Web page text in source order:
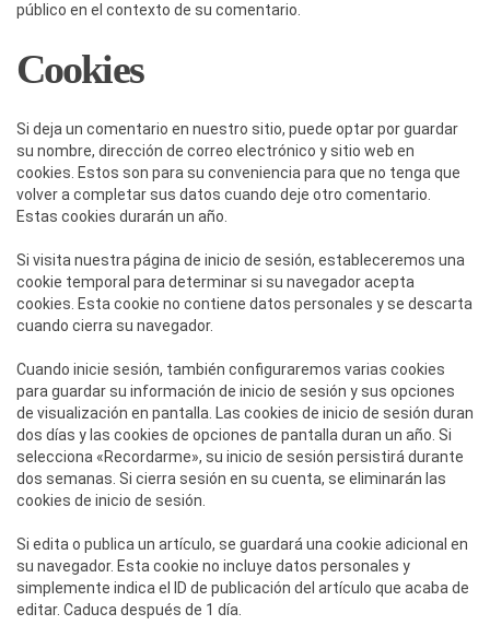
público en el contexto de su comentario.
Cookies
Si deja un comentario en nuestro sitio, puede optar por guardar
su nombre, dirección de correo electrónico y sitio web en
cookies. Estos son para su conveniencia para que no tenga que
volver a completar sus datos cuando deje otro comentario.
Estas cookies durarán un año.
Si visita nuestra página de inicio de sesión, estableceremos una
cookie temporal para determinar si su navegador acepta
cookies. Esta cookie no contiene datos personales y se descarta
cuando cierra su navegador.
Cuando inicie sesión, también configuraremos varias cookies
para guardar su información de inicio de sesión y sus opciones
de visualización en pantalla. Las cookies de inicio de sesión duran
dos días y las cookies de opciones de pantalla duran un año. Si
selecciona «Recordarme», su inicio de sesión persistirá durante
dos semanas. Si cierra sesión en su cuenta, se eliminarán las
cookies de inicio de sesión.
Si edita o publica un artículo, se guardará una cookie adicional en
su navegador. Esta cookie no incluye datos personales y
simplemente indica el ID de publicación del artículo que acaba de
editar. Caduca después de 1 día.